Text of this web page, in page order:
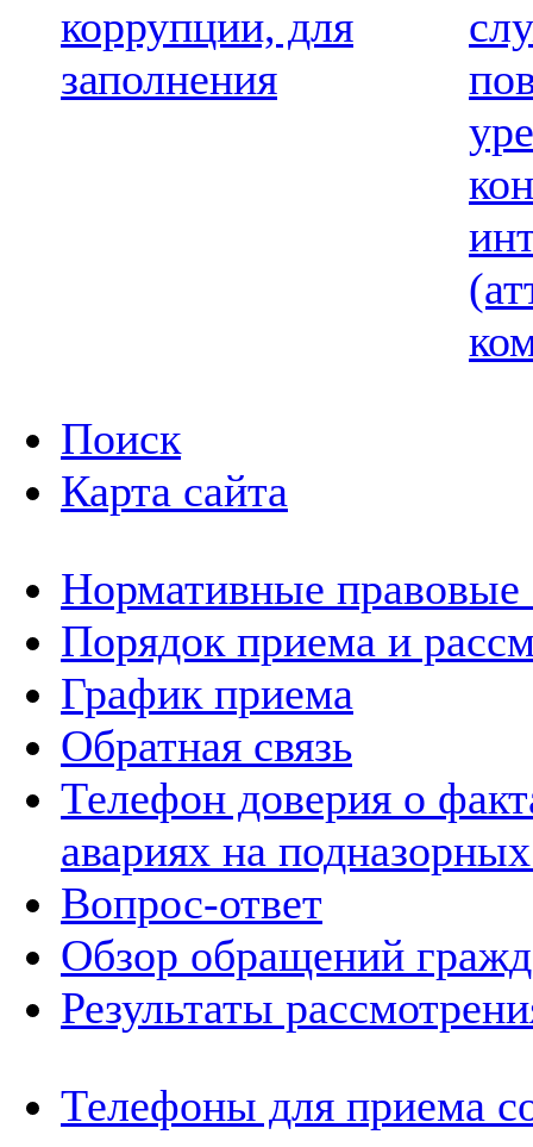
коррупции, для
заполнения
Поиск
Карта сайта
Нормативные правовые
Порядок приема и
График приема
Обратная связь
Телефон доверия о
авариях на
Вопрос-ответ
Обзор обращений
Результаты
Телефоны для приема